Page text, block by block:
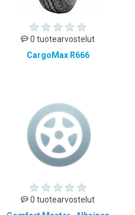
0 tuotearvostelut
CargoMax R666
0 tuotearvostelut